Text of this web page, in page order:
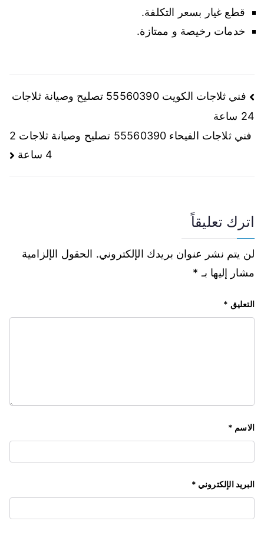
قطع غيار بسعر التكلفة.
خدمات رخيصة و ممتازة.
فني ثلاجات الكويت 55560390 تصليح وصيانة ثلاجات
24 ساعة
فني ثلاجات الفيحاء 55560390 تصليح وصيانة ثلاجات 2
4 ساعة
اترك تعليقاً
لن يتم نشر عنوان بريدك الإلكتروني. الحقول الإلزامية
مشار إليها بـ *
التعليق *
الاسم *
البريد الإلكتروني *